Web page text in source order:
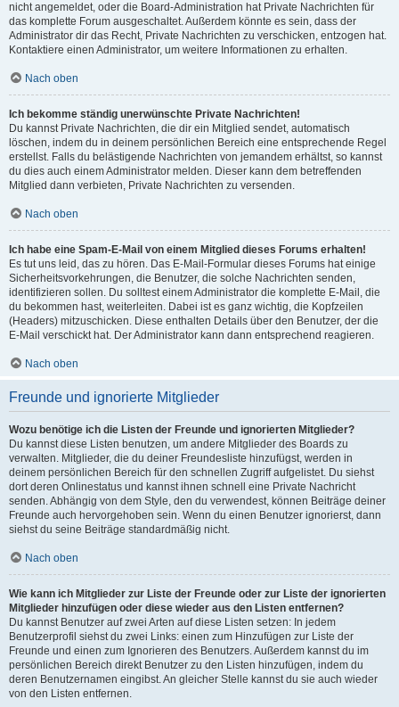
nicht angemeldet, oder die Board-Administration hat Private Nachrichten für
das komplette Forum ausgeschaltet. Außerdem könnte es sein, dass der
Administrator dir das Recht, Private Nachrichten zu verschicken, entzogen hat.
Kontaktiere einen Administrator, um weitere Informationen zu erhalten.
Nach oben
Ich bekomme ständig unerwünschte Private Nachrichten!
Du kannst Private Nachrichten, die dir ein Mitglied sendet, automatisch
löschen, indem du in deinem persönlichen Bereich eine entsprechende Regel
erstellst. Falls du belästigende Nachrichten von jemandem erhältst, so kannst
du dies auch einem Administrator melden. Dieser kann dem betreffenden
Mitglied dann verbieten, Private Nachrichten zu versenden.
Nach oben
Ich habe eine Spam-E-Mail von einem Mitglied dieses Forums erhalten!
Es tut uns leid, das zu hören. Das E-Mail-Formular dieses Forums hat einige
Sicherheitsvorkehrungen, die Benutzer, die solche Nachrichten senden,
identifizieren sollen. Du solltest einem Administrator die komplette E-Mail, die
du bekommen hast, weiterleiten. Dabei ist es ganz wichtig, die Kopfzeilen
(Headers) mitzuschicken. Diese enthalten Details über den Benutzer, der die
E-Mail verschickt hat. Der Administrator kann dann entsprechend reagieren.
Nach oben
Freunde und ignorierte Mitglieder
Wozu benötige ich die Listen der Freunde und ignorierten Mitglieder?
Du kannst diese Listen benutzen, um andere Mitglieder des Boards zu
verwalten. Mitglieder, die du deiner Freundesliste hinzufügst, werden in
deinem persönlichen Bereich für den schnellen Zugriff aufgelistet. Du siehst
dort deren Onlinestatus und kannst ihnen schnell eine Private Nachricht
senden. Abhängig von dem Style, den du verwendest, können Beiträge deiner
Freunde auch hervorgehoben sein. Wenn du einen Benutzer ignorierst, dann
siehst du seine Beiträge standardmäßig nicht.
Nach oben
Wie kann ich Mitglieder zur Liste der Freunde oder zur Liste der ignorierten
Mitglieder hinzufügen oder diese wieder aus den Listen entfernen?
Du kannst Benutzer auf zwei Arten auf diese Listen setzen: In jedem
Benutzerprofil siehst du zwei Links: einen zum Hinzufügen zur Liste der
Freunde und einen zum Ignorieren des Benutzers. Außerdem kannst du im
persönlichen Bereich direkt Benutzer zu den Listen hinzufügen, indem du
deren Benutzernamen eingibst. An gleicher Stelle kannst du sie auch wieder
von den Listen entfernen.